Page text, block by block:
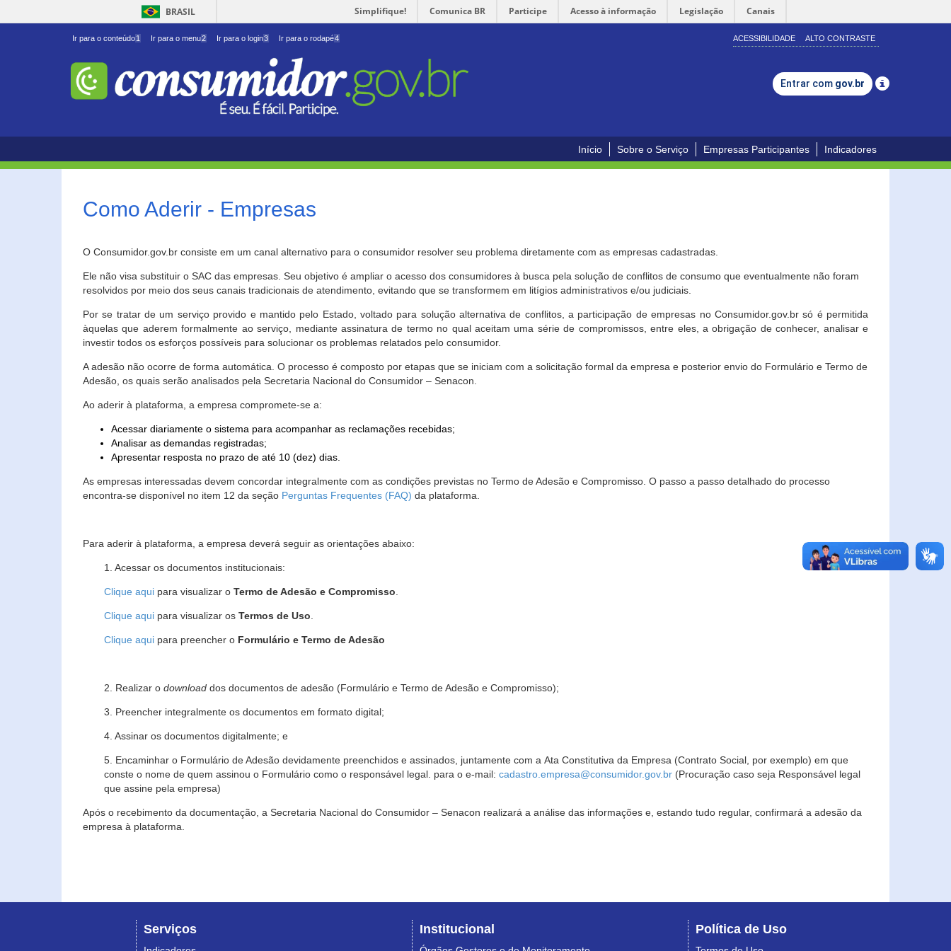
BRASIL Simplifique! Comunica BR Participe Acesso à informação Legislação Canais
Ir para o conteúdo1 Ir para o menu2 Ir para o login3 Ir para o rodapé4 ACESSIBILIDADE ALTO CONTRASTE
Entrar com gov.br
Início Sobre o Serviço Empresas Participantes Indicadores
Como Aderir - Empresas
O Consumidor.gov.br consiste em um canal alternativo para o consumidor resolver seu problema diretamente com as empresas cadastradas.
Ele não visa substituir o SAC das empresas. Seu objetivo é ampliar o acesso dos consumidores à busca pela solução de conflitos de consumo que eventualmente não foram
resolvidos por meio dos seus canais tradicionais de atendimento, evitando que se transformem em litígios administrativos e/ou judiciais.
Por se tratar de um serviço provido e mantido pelo Estado, voltado para solução alternativa de conflitos, a participação de empresas no Consumidor.gov.br só é permitida
àquelas que aderem formalmente ao serviço, mediante assinatura de termo no qual aceitam uma série de compromissos, entre eles, a obrigação de conhecer, analisar e
investir todos os esforços possíveis para solucionar os problemas relatados pelo consumidor.
A adesão não ocorre de forma automática. O processo é composto por etapas que se iniciam com a solicitação formal da empresa e posterior envio do Formulário e Termo de
Adesão, os quais serão analisados pela Secretaria Nacional do Consumidor – Senacon.
Ao aderir à plataforma, a empresa compromete-se a:
Acessar diariamente o sistema para acompanhar as reclamações recebidas;
Analisar as demandas registradas;
Apresentar resposta no prazo de até 10 (dez) dias.
As empresas interessadas devem concordar integralmente com as condições previstas no Termo de Adesão e Compromisso. O passo a passo detalhado do processo
encontra-se disponível no item 12 da seção Perguntas Frequentes (FAQ) da plataforma.
Para aderir à plataforma, a empresa deverá seguir as orientações abaixo:
1. Acessar os documentos institucionais:
Clique aqui para visualizar o Termo de Adesão e Compromisso
Clique aqui para visualizar os Termos de Uso
Clique aqui para preencher o Formulário e Termo de Adesão
2. Realizar o download dos documentos de adesão (Formulário e Termo de Adesão e Compromisso);
3. Preencher integralmente os documentos em formato digital;
4. Assinar os documentos digitalmente; e
5. Encaminhar o Formulário de Adesão devidamente preenchidos e assinados, juntamente com a Ata Constitutiva da Empresa (Contrato Social, por exemplo) em que
conste o nome de quem assinou o Formulário como o responsável legal. para o e-mail: cadastro.empresa@consumidor.gov.br (Procuração caso seja Responsável legal
que assine pela empresa)
Após o recebimento da documentação, a Secretaria Nacional do Consumidor – Senacon realizará a análise das informações e, estando tudo regular, confirmará a adesão da
empresa à plataforma.
Serviços Institucional Política de Uso